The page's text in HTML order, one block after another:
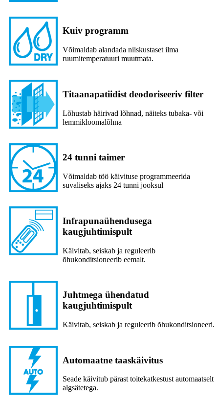
Kuiv programm
Võimaldab alandada niiskustaset ilma
ruumitemperatuuri muutmata.
Titaanapatiidist deodoriseeriv filter
Lõhustab häirivad lõhnad, näiteks tubaka- või
lemmikloomalõhna
24 tunni taimer
Võimaldab töö käivituse programmeerida
suvaliseks ajaks 24 tunni jooksul
Infrapunaühendusega
kaugjuhtimispult
Käivitab, seiskab ja reguleerib
õhukonditsioneerib eemalt.
Juhtmega ühendatud
kaugjuhtimispult
Käivitab, seiskab ja reguleerib õhukonditsioneeri.
Automaatne taaskäivitus
Seade käivitub pärast toitekatkestust automaatselt
algsätetega.